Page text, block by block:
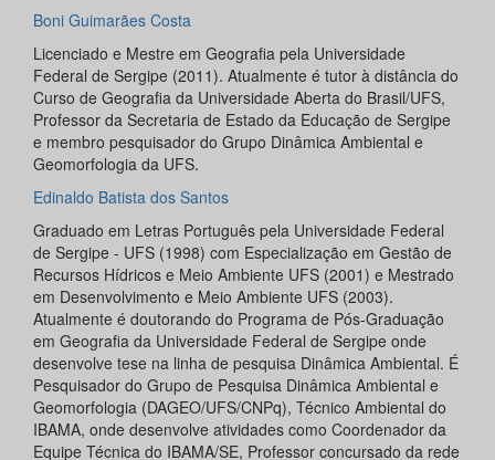
Boni Guimarães Costa
Licenciado e Mestre em Geografia pela Universidade
Federal de Sergipe (2011). Atualmente é tutor à distância do
Curso de Geografia da Universidade Aberta do Brasil/UFS,
Professor da Secretaria de Estado da Educação de Sergipe
e membro pesquisador do Grupo Dinâmica Ambiental e
Geomorfologia da UFS.
Edinaldo Batista dos Santos
Graduado em Letras Português pela Universidade Federal
de Sergipe - UFS (1998) com Especialização em Gestão de
Recursos Hídricos e Meio Ambiente UFS (2001) e Mestrado
em Desenvolvimento e Meio Ambiente UFS (2003).
Atualmente é doutorando do Programa de Pós-Graduação
em Geografia da Universidade Federal de Sergipe onde
desenvolve tese na linha de pesquisa Dinâmica Ambiental. É
Pesquisador do Grupo de Pesquisa Dinâmica Ambiental e
Geomorfologia (DAGEO/UFS/CNPq), Técnico Ambiental do
IBAMA, onde desenvolve atividades como Coordenador da
Equipe Técnica do IBAMA/SE, Professor concursado da rede